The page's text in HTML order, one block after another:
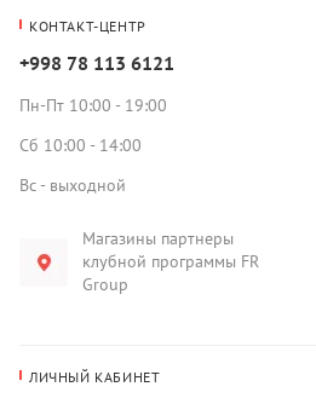
КОНТАКТ-ЦЕНТР
+998 78 113 6121
Пн-Пт 10:00 - 19:00
Сб 10:00 - 14:00
Вс - выходной
Магазины партнеры
клубной программы FR
Group
ЛИЧНЫЙ КАБИНЕТ